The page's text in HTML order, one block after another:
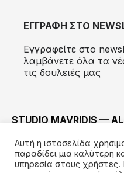
ΕΓΓΡΑΦΗ ΣΤΟ
Εγγραφείτε στο
λαμβάνετε όλα τα
τις δουλειές μας
STUDIO MAVRIDIS —
ΚΑΤΑΣΚΕΥΗ —IMODE
Αυτή η ιστοσελίδα
παραδίδει μια καλύτερη
υπηρεσία στους